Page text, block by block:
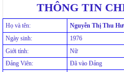
THÔNG TIN
Họ và tên:
Nguyễn Thị Thu
Ngày sinh:
1976
Giới tính:
Nữ
Đảng Viên:
Đã vào Đảng